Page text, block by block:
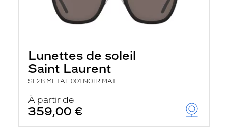
Lunettes de soleil
Saint Laurent
SL28 METAL 001 NOIR MAT
À partir de
359,00 €